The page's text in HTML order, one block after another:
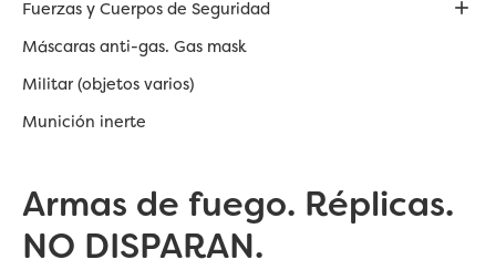
Fuerzas y Cuerpos de Seguridad

Máscaras anti-gas. Gas mask
Militar (objetos varios)
Munición inerte
Armas de fuego. Réplicas.
NO DISPARAN.